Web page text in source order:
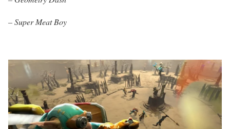
– Super Meat Boy